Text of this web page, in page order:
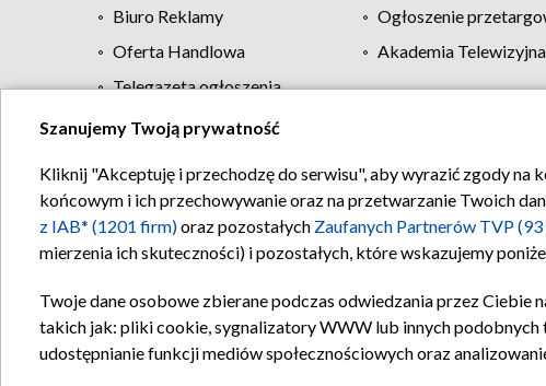
Biuro Reklamy
Ogłoszenie
Oferta Handlowa
Akademia Telewizyjna
Telegazeta ogłoszenia
Regulamin TVP
Szanujemy Twoją prywatność
Kliknij "Akceptuję i przechodzę do serwisu", aby wyrazić zgody na
końcowym i ich przechowywanie oraz na przetwarzanie Twoich
z IAB* (1201 firm)oraz pozostałych Zaufanych Partnerów TVP
mierzenia ich skuteczności) i pozostałych, które wskazujemy
Twoje dane osobowe zbierane podczas odwiedzania przez Ciebie
takich jak: pliki cookie, sygnalizatory WWW lub innych podobnych
udostępnianie funkcji mediów społecznościowych oraz